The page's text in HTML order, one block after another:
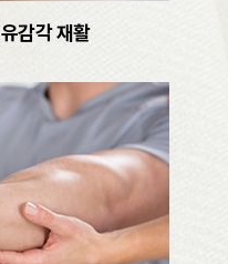
감각 재활